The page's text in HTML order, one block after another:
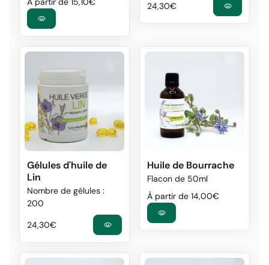
visibility
Prix normal
24,30€ visibility
Gélules d'huile de
Lin
Nombre de gélules :
200
Prix normal
24,30€ visibility
Huile de Bourrache
Flacon de 50ml
Prix normal
Prix de vente
À partir de 14,00€
visibility